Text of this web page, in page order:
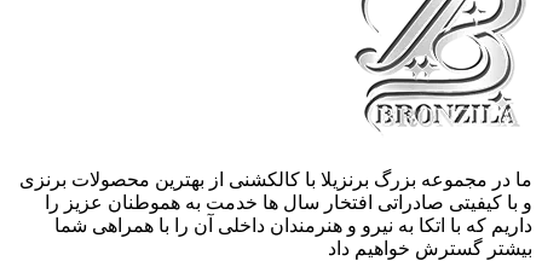
ما در مجموعه بزرگ برنزیلا با کالکشنی از بهترین محصولات برنزی
و با کیفیتی صادراتی افتخار سال ها خدمت به هموطنان عزیز را
داریم که با اتکا به نیرو و هنرمندان داخلی آن را با همراهی شما
بیشتر گسترش خواهیم داد